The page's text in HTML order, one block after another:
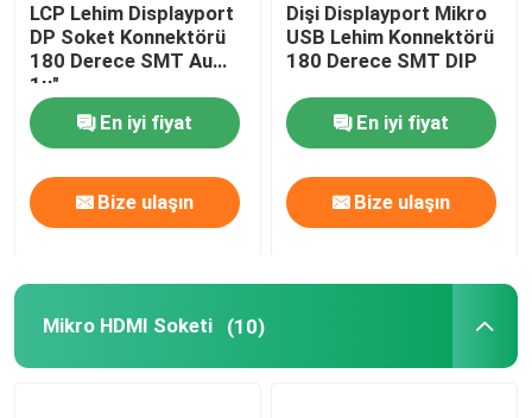
LCP Lehim Displayport
DP Soket Konnektörü
180 Derece SMT Au
1u"
En iyi fiyat
Bize ulaşın
Dişi Displayport Mikro
USB Lehim Konnektörü
180 Derece SMT DIP
En iyi fiyat
Bize ulaşın
Mikro HDMI Soketi (10)